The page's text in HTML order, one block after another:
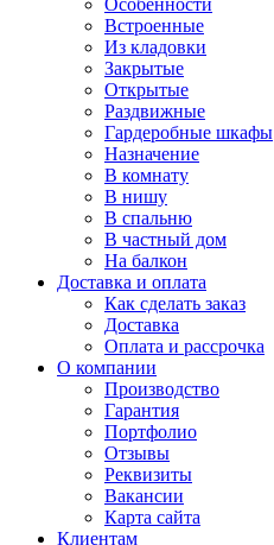
Особенности
Встроенные
Из кладовки
Закрытые
Открытые
Раздвижные
Гардеробные шкафы
Назначение
В комнату
В нишу
В спальню
В частный дом
На балкон
Доставка и оплата
Как сделать заказ
Доставка
Оплата и рассрочка
О компании
Производство
Гарантия
Портфолио
Отзывы
Реквизиты
Вакансии
Карта сайта
Клиентам